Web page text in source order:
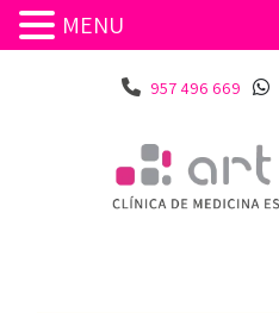
957 496 669
MENU